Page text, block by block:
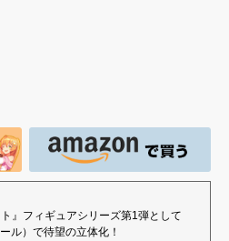
』フィギュアシリーズ第1弾として
ル）で待望の立体化！